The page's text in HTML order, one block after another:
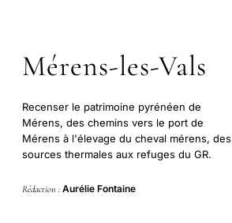
Mérens-les-Vals
Recenser le patrimoine pyrénéen de
Mérens, des chemins vers le port de
Mérens à l'élevage du cheval mérens, des
sources thermales aux refuges du GR.
Rédaction : Aurélie Fontaine